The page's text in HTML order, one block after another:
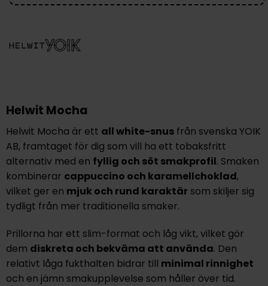
Helwit Mocha
Helwit Mocha är ett all white-snusfrån svenska YOIK
AB, framtaget för dig som vill ha ett tobaksfritt
alternativ med en fyllig och söt smakprofil. Smaken
kombinerar cappuccino och karamellchoklad,
vilket ger en mjuk och rund karaktärsom skiljer sig
tydligt från mer traditionella smaker.
Prillorna har ett slim-format och låg vikt, vilket gör
dem diskreta och bekväma att använda. Den
relativt låga fukthalten bidrar till minimal rinnighet
och en jämn smakupplevelse som håller över tid.